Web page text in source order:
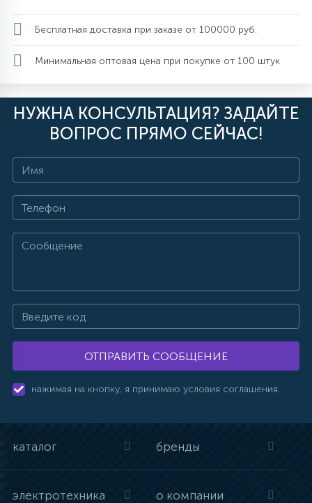
Бесплатная доставка при заказе от 100000 руб.
Минимальная оптовая цена при покупке от 100 штук
НУЖНА КОНСУЛЬТАЦИЯ? ЗАДАЙТЕ
ВОПРОС ПРЯМО СЕЙЧАС!
ОТПРАВИТЬ СООБЩЕНИЕ
нажимая на кнопку, я принимаю условия соглашения.
каталог бренды
электротехника о компании